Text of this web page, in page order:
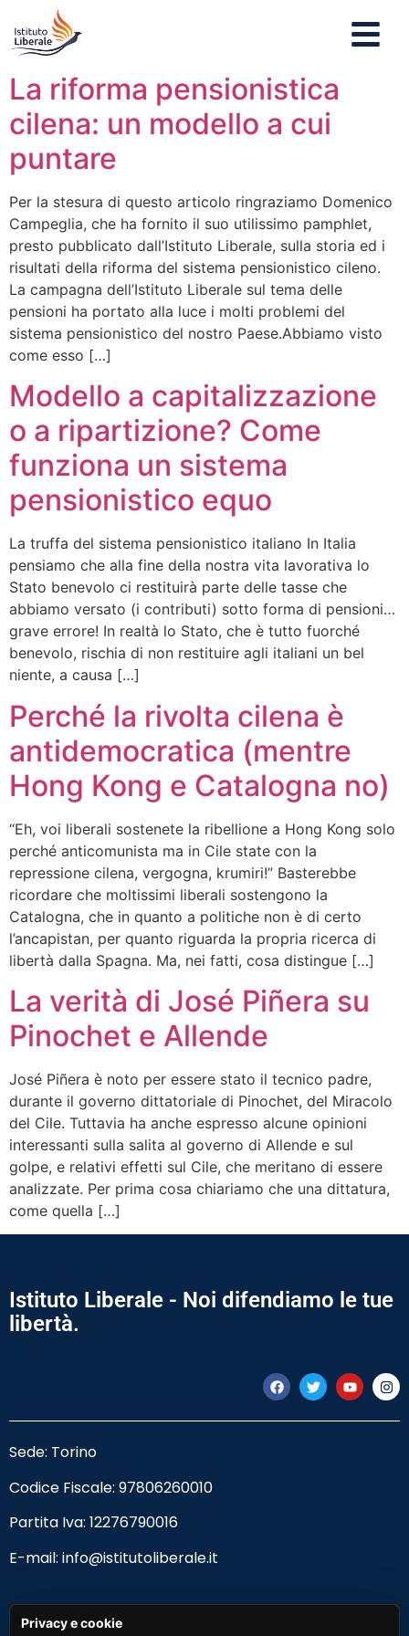
La riforma pensionistica
cilena: un modello a cui
puntare
Per la stesura di questo articolo ringraziamo Domenico
Campeglia, che ha fornito il suo utilissimo pamphlet,
presto pubblicato dall’Istituto Liberale, sulla storia ed i
risultati della riforma del sistema pensionistico cileno.
La campagna dell’Istituto Liberale sul tema delle
pensioni ha portato alla luce i molti problemi del
sistema pensionistico del nostro Paese.Abbiamo visto
come esso […]
Modello a capitalizzazione
o a ripartizione? Come
funziona un sistema
pensionistico equo
La truffa del sistema pensionistico italiano In Italia
pensiamo che alla fine della nostra vita lavorativa lo
Stato benevolo ci restituirà parte delle tasse che
abbiamo versato (i contributi) sotto forma di pensioni…
grave errore! In realtà lo Stato, che è tutto fuorché
benevolo, rischia di non restituire agli italiani un bel
niente, a causa […]
Perché la rivolta cilena è
antidemocratica (mentre
Hong Kong e Catalogna no)
“Eh, voi liberali sostenete la ribellione a Hong Kong solo
perché anticomunista ma in Cile state con la
repressione cilena, vergogna, krumiri!” Basterebbe
ricordare che moltissimi liberali sostengono la
Catalogna, che in quanto a politiche non è di certo
l’ancapistan, per quanto riguarda la propria ricerca di
libertà dalla Spagna. Ma, nei fatti, cosa distingue […]
La verità di José Piñera su
Pinochet e Allende
José Piñera è noto per essere stato il tecnico padre,
durante il governo dittatoriale di Pinochet, del Miracolo
del Cile. Tuttavia ha anche espresso alcune opinioni
interessanti sulla salita al governo di Allende e sul
golpe, e relativi effetti sul Cile, che meritano di essere
analizzate. Per prima cosa chiariamo che una dittatura,
come quella […]
Istituto Liberale - Noi difendiamo le tue
libertà.
Sede: Torino
Codice Fiscale: 97806260010
Partita Iva: 12276790016
E-mail: info@istitutoliberale.it
Privacy Policy
Privacy e cookie